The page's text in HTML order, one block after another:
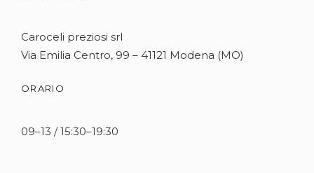
Caroceli preziosi srl
Via Emilia Centro, 99 – 41121 Modena (MO)
ORARIO
09–13 / 15:30–19:30